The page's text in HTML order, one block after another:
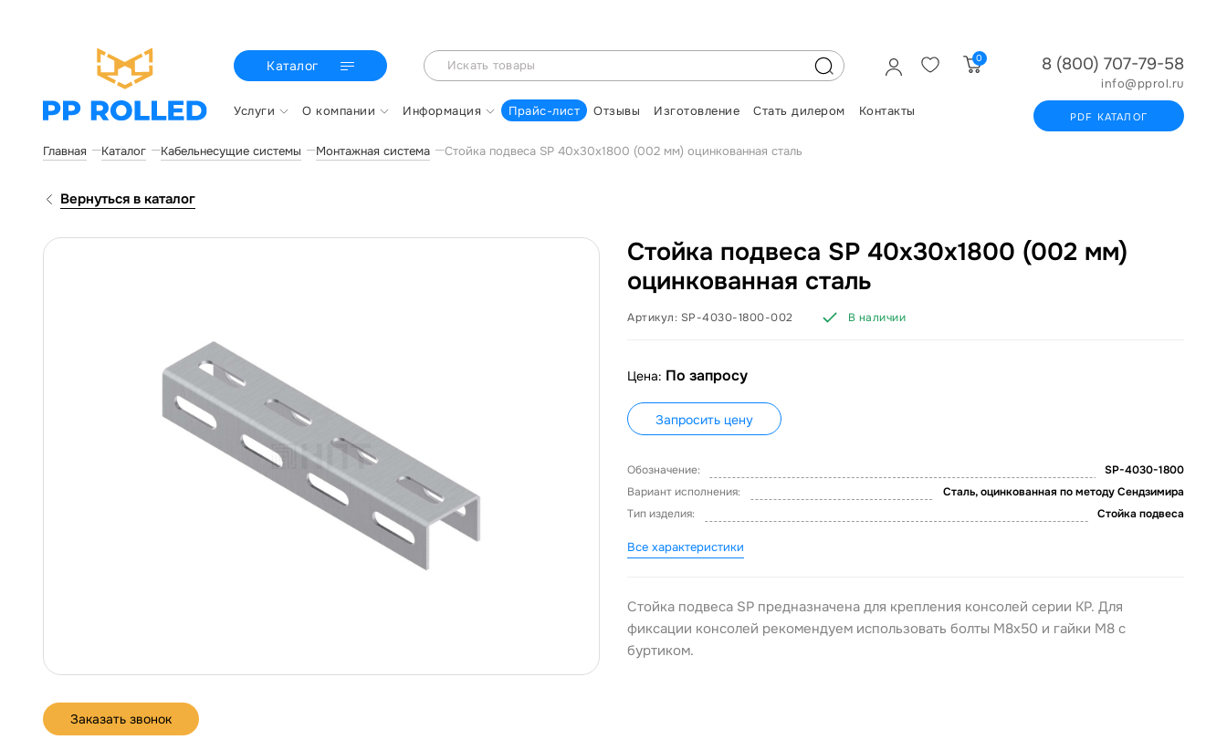
Каталог 0
Услуги О компании Информация Прайс-лист Отзывы Изготовление Стать дилером Контакты
8 (800) 707-79-58
info@pprol.ru
PDF КАТАЛОГ
Главная Каталог Кабельнесущие системы Монтажная система Стойка подвеса SP 40х30х1800 (002 мм) оцинкованная сталь
Вернуться в каталог
Заказать звонок
Стойка подвеса SP 40х30х1800 (002 мм)
оцинкованная сталь
Артикул: SP-4030-1800-002 В наличии
Цена: По запросу
Запросить цену
Обозначение:
SP-4030-1800
Вариант исполнения:
Сталь, оцинкованная по методу Сендзимира
Тип изделия:
Стойка подвеса
Все характеристики
Стойка подвеса SP предназначена для крепления консолей серии KP. Для
фиксации консолей рекомендуем использовать болты М8х50 и гайки М8 с
буртиком.